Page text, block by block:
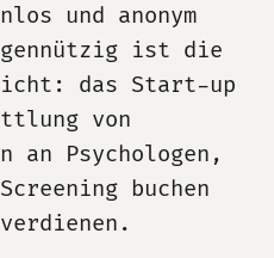
und anonym
ist die
das Start-up
von
an Psychologen,
buchen